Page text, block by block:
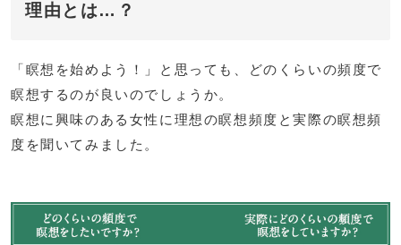
理由とは…？
「瞑想を始めよう！」と思っても、どのくらいの頻度で
瞑想するのが良いのでしょうか。
瞑想に興味のある女性に理想の瞑想頻度と実際の瞑想頻
度を聞いてみました。